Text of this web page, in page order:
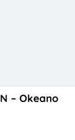
– Okeano